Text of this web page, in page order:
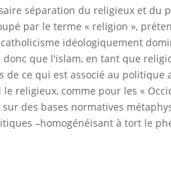
séparation du religieux et du
par le terme « religion »,
idéologiquement
que l'islam, en tant que
ce qui est associé au politique
religieux, comme pour les «
des bases normatives
–homogénéisant à tort le